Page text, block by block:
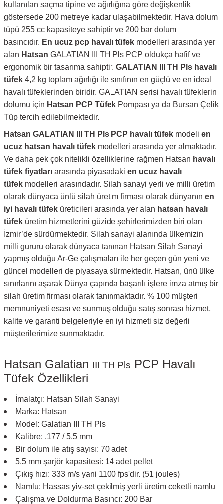
kullanılan saçma tipine ve ağırlığına göre değişkenlik
göstersede 200 metreye kadar ulaşabilmektedir. Hava dolum
tüpü 255 cc kapasiteye sahiptir ve 200 bar dolum
basıncıdır. En ucuz pcp havalı tüfek modelleri arasında yer
alan Hatsan GALATIAN III TH Pls PCP oldukça hafif ve
ergonomik bir tasarıma sahiptir. GALATIAN III TH Pls havalı
tüfek 4,2 kg toplam ağırlığı ile sınıfının en güçlü ve en ideal
havalı tüfeklerinden biridir. GALATIAN serisi havalı tüfeklerin
dolumu için Hatsan PCP Tüfek Pompası ya da Bursan Çelik
Tüp tercih edilebilmektedir.
Hatsan GALATIAN III TH Pls PCP havalı tüfek modeli en
ucuz hatsan havalı tüfek modelleri arasında yer almaktadır.
Ve daha pek çok nitelikli özelliklerine rağmen Hatsan havalı
tüfek fiyatları arasında piyasadaki en ucuz havalı
tüfek modelleri arasındadır. Silah sanayi yerli ve milli üretim
olarak dünyaca ünlü silah üretim firması olarak dünyanın en
iyi havalı tüfek üreticileri arasında yer alan hatsan havalı
tüfek üretim hizmetlerini güzide şehirlerimizden biri olan
İzmir’de sürdürmektedir. Silah sanayi alanında ülkemizin
milli gururu olarak dünyaca tanınan Hatsan Silah Sanayi
yapmış olduğu Ar-Ge çalışmaları ile her geçen gün yeni ve
güncel modelleri de piyasaya sürmektedir. Hatsan, ünü ülke
sınırlarını aşarak Dünya çapında başarılı işlere imza atmış bir
silah üretim firması olarak tanınmaktadır. % 100 müşteri
memnuniyeti esası ve sunmuş olduğu satış sonrası hizmet,
kalite ve garanti belgeleriyle en iyi hizmeti siz değerli
müşterilerimize sunmaktadır.
Hatsan Galatian III TH Pls PCP Havalı
Tüfek Özellikleri
İmalatçı: Hatsan Silah Sanayi
Marka: Hatsan
Model: Galatian III TH Pls
Kalibre: .177 / 5.5 mm
Bir dolum ile atış sayısı: 70 adet
5.5 mm şarjör kapasitesi: 14 adet pellet
Çıkış hızı: 333 m/s yani 1100 fps'dir. (51 joules)
Namlu: Hassas yiv-set çekilmiş yerli üretim ceketli namlu
Çalışma ve Doldurma Basıncı: 200 Bar